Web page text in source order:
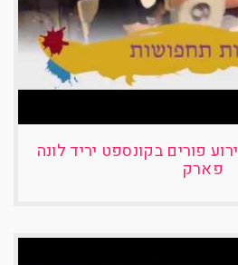
פורים בקונספט יריד לונה
פארק